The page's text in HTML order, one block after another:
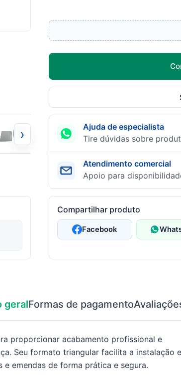
›
Ajuda de especialista
Tire dúvidas sobre
Atendimento comercial
Apoio para
Compartilhar produto
Facebook
geralFormas de pagamento
proporcionar acabamento profissional e
Seu formato triangular facilita a instalação
emendas de forma prática e segura.